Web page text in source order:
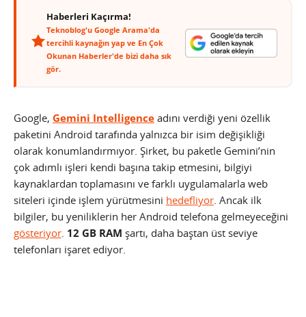
Haberleri Kaçırma!
Teknoblog'u Google Arama'da
tercihli kaynağın yap ve En Çok
Okunan Haberler'de bizi daha sık
gör.
Google, Gemini Intelligence adını verdiği yeni özellik
paketini Android tarafında yalnızca bir isim değişikliği
olarak konumlandırmıyor. Şirket, bu paketle Gemini’nin
çok adımlı işleri kendi başına takip etmesini, bilgiyi
kaynaklardan toplamasını ve farklı uygulamalarla web
siteleri içinde işlem yürütmesini hedefliyor. Ancak ilk
bilgiler, bu yeniliklerin her Android telefona gelmeyeceğini
gösteriyor. 12 GB RAM şartı, daha baştan üst seviye
telefonları işaret ediyor.